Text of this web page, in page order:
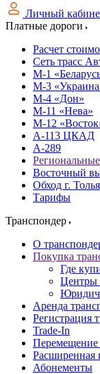
Личный
Платные дороги
Расчет
Сеть трасс
М-1
М-3
М-4 «Дон»
М-11 «Нева»
М-12
А-113 ЦКАД
А-289
Восточный
Обход г.
Тарифы
Транспондер
О
Покупка
Где
Центры
Аренда
Регистрация
Trade-In
Перемещение
Расширенная
Абонементы